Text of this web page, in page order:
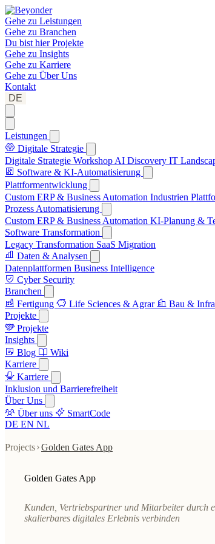
Gehe zu Leistungen
Gehe zu Branchen
Du bist hierProjekte
Gehe zu Insights
Gehe zu Karriere
Gehe zu Über Uns
Kontakt
DE
Leistungen
Digitale Strategie
Digitale Strategie Workshop AI Discovery IT
Software & KI-Automatisierung
Plattformentwicklung
Custom ERP & Business Automation Industrien
Prozess Automatisierung
Custom ERP & Business Automation KI-Planung &
Software Transformation
Legacy Transformation SaaS Migration
Daten & Analysen
Datenplattformen Business Intelligence
Cyber Security
Branchen
Fertigung
Life Sciences & Agrar Bau &
Projekte
Projekte
Insights
Blog
Wiki
Karriere
Karriere
Inklusion und Barrierefreiheit
Über Uns
Über uns
SmartCode
DE EN NL
Projects Golden Gates App
Golden Gates App
Kunden, Vertriebspartner und Mitarbeiter durch
skalierbares digitales Erlebnis verbinden